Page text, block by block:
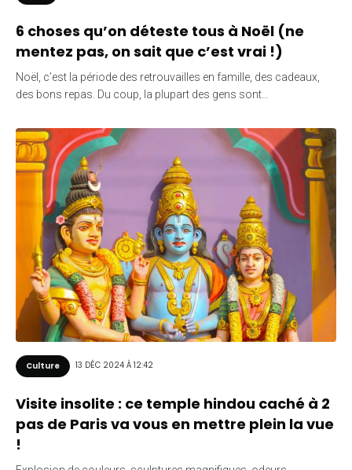
6 choses qu’on déteste tous à Noël (ne
mentez pas, on sait que c’est vrai !)
Noël, c’est la période des retrouvailles en famille, des cadeaux,
des bons repas. Du coup, la plupart des gens sont…
Culture 13 DÉC 2024 À 12:42
Visite insolite : ce temple hindou caché à 2
pas de Paris va vous en mettre plein la vue
!